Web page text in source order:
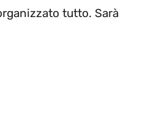
tutto. Sarà